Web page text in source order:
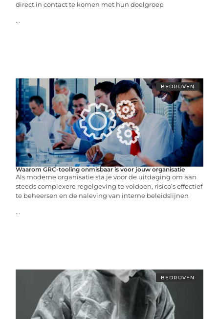
direct in contact te komen met hun doelgroep
...
BEDRIJVEN
Waarom GRC-tooling onmisbaar is voor jouw organisatie
Als moderne organisatie sta je voor de uitdaging om aan
steeds complexere regelgeving te voldoen, risico’s effectief
te beheersen en de naleving van interne beleidslijnen
...
BEDRIJVEN